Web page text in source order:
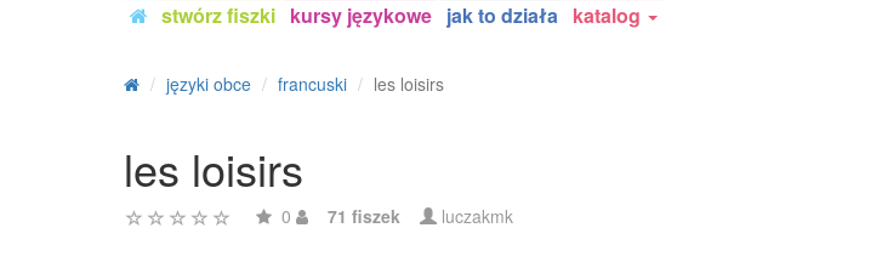
stwórz fiszki kursy językowe jak to działa katalog
języki obce francuski les loisirs
les loisirs
0 71 fiszek luczakmk